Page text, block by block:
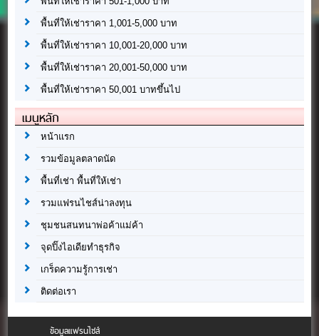
พื้นที่ให้เช่าราคา 1,001-5,000 บาท
พื้นที่ให้เช่าราคา 10,001-20,000 บาท
พื้นที่ให้เช่าราคา 20,001-50,000 บาท
พื้นที่ให้เช่าราคา 50,001 บาทขึ้นไป
เมนูหลัก
หน้าแรก
รวมข้อมูลตลาดนัด
พื้นที่เช่า พื้นที่ให้เช่า
รวมแฟรนไชส์น่าลงทุน
ชุมชนสนทนาพ่อค้าแม่ค้า
จุดปิ๊งไอเดียทำธุรกิจ
เกร็ดความรู้การเช่า
ติดต่อเรา
ข้อมูลแฟรนไชส์